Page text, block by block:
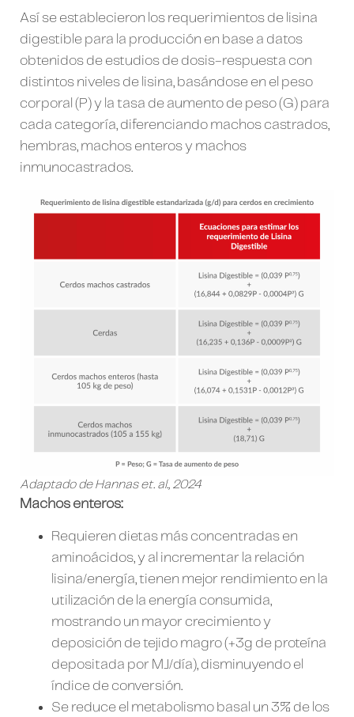
Así se establecieron los requerimientos de lisina
digestible para la producción en base a datos
obtenidos de estudios de dosis-respuesta con
distintos niveles de lisina, basándose en el peso
corporal (P) y la tasa de aumento de peso (G) para
cada categoría, diferenciando machos castrados,
hembras, machos enteros y machos
inmunocastrados.
Adaptado de Hannas et. al., 2024
Machos enteros:
Requieren dietas más concentradas en
aminoácidos, y al incrementar la relación
lisina/energía, tienen mejor rendimiento en la
utilización de la energía consumida,
mostrando un mayor crecimiento y
deposición de tejido magro (+3g de proteína
depositada por MJ/día), disminuyendo el
índice de conversión.
Se reduce el metabolismo basal un 3% de los